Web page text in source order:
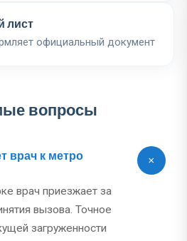
лист
официальный документ
вопросы
врач к метро
врач приезжает за
вызова. Точное
загруженности